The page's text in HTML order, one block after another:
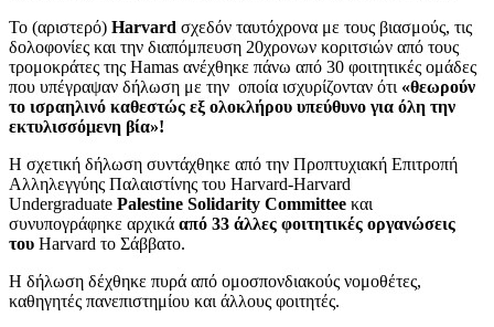
Το (αριστερό) Harvard σχεδόν ταυτόχρονα με τους βιασμούς, τις
δολοφονίες και την διαπόμπευση 20χρονων κοριτσιών από τους
τρομοκράτες της Hamas ανέχθηκε πάνω από 30 φοιτητικές ομάδες
που υπέγραψαν δήλωση με την οποία ισχυρίζονταν ότι «θεωρούν
το ισραηλινό καθεστώς εξ ολοκλήρου υπεύθυνο για όλη την
εκτυλισσόμενη βία»!
Η σχετική δήλωση συντάχθηκε από την Προπτυχιακή Επιτροπή
Αλληλεγγύης Παλαιστίνης του Harvard-Harvard
Undergraduate Palestine Solidarity Committee και
συνυπογράφηκε αρχικά από 33 άλλες φοιτητικές οργανώσεις
του Harvard το Σάββατο.
H δήλωση δέχθηκε πυρά από ομοσπονδιακούς νομοθέτες,
καθηγητές πανεπιστημίου και άλλους φοιτητές.